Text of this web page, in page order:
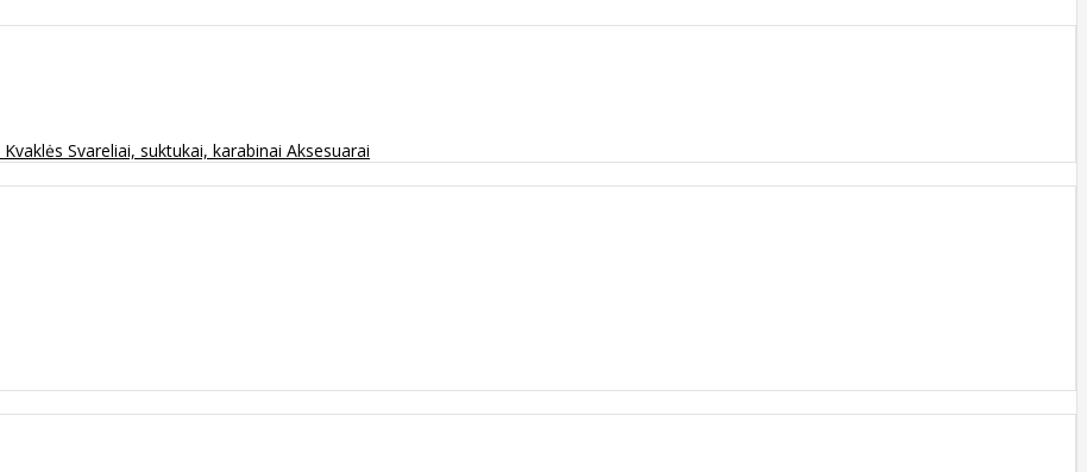
Kvaklės Svareliai, suktukai, karabinai Aksesuarai